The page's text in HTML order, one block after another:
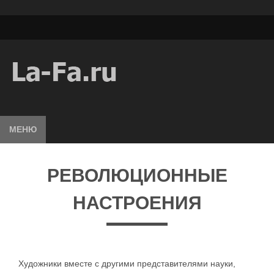
МЕНЮ
РЕВОЛЮЦИОННЫЕ
НАСТРОЕНИЯ
Художники вместе с другими представителями науки,